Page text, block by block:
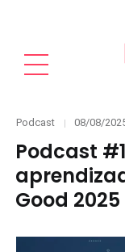
Categories
Podcast
Posted
08/08/
Podcast
Good 2025